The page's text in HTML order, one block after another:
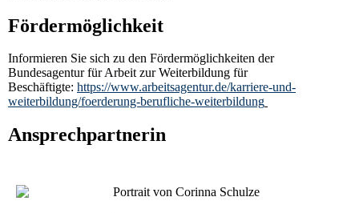
Fördermöglichkeit
Informieren Sie sich zu den Fördermöglichkeiten der
Bundesagentur für Arbeit zur Weiterbildung für
Beschäftigte: https://www.arbeitsagentur.de/karriere-und-
weiterbildung/foerderung-berufliche-weiterbildung
Ansprechpartnerin